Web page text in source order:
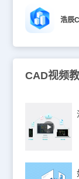
浩辰
CAD视频